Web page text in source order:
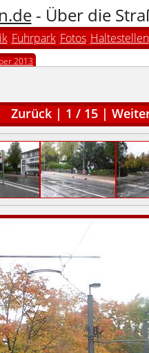
- Über die
Fuhrpark Fotos Haltestellen
2013
Zurück | 1 / 15 |